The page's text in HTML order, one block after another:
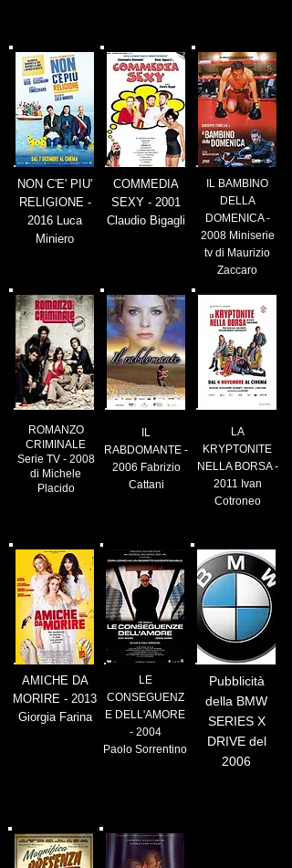
NON C'E' PIU'
RELIGIONE -
2016 Luca
Miniero
COMMEDIA
SEXY - 2001
Claudio Bigagli
IL BAMBINO
DELLA
DOMENICA -
2008 Miniserie
tv di Maurizio
Zaccaro
ROMANZO
CRIMINALE
Serie TV - 2008
di Michele
Placido
IL
RABDOMANTE -
2006 Fabrizio
Cattani
LA
KRYPTONITE
NELLA BORSA -
2011 Ivan
Cotroneo
AMICHE DA
MORIRE - 2013
Giorgia Farina
LE
CONSEGUENZ
E DELL'AMORE
- 2004
Paolo Sorrentino
Pubblicità
della BMW
SERIES X
DRIVE del
2006